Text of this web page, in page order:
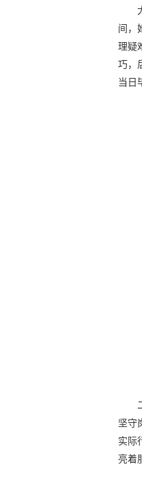
间，
理疑
巧，
当日
坚守
实际
亮着